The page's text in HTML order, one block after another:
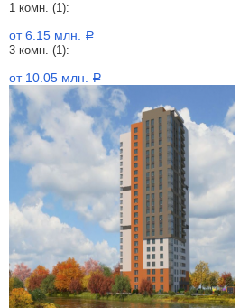
1 комн. (1):
от 6.15 млн. a
3 комн. (1):
от 10.05 млн. a